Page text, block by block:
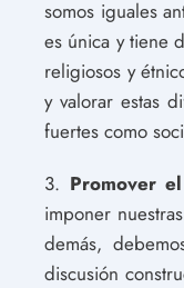
somos iguales
es única y tiene
religiosos y
y valorar estas
fuertes como
3. Promover
imponer
demás,
discusión